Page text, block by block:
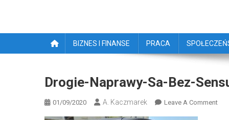
CzytamiWiem.pl –
BIZNES I FINANSE PRACA
Drogie-Naprawy-Sa-Bez-
01/09/2020 A. Kaczmarek Leave A CommentOn